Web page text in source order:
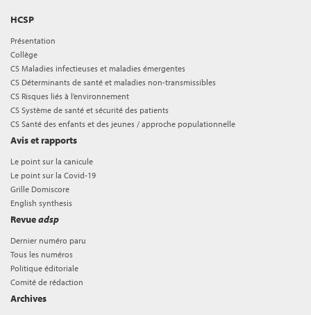
HCSP
Présentation
Collège
CS Maladies infectieuses et maladies émergentes
CS Déterminants de santé et maladies non-transmissibles
CS Risques liés à l’environnement
CS Système de santé et sécurité des patients
CS Santé des enfants et des jeunes / approche populationnelle
Avis et rapports
Le point sur la canicule
Le point sur la Covid-19
Grille Domiscore
English synthesis
Revueadsp
Dernier numéro paru
Tous les numéros
Politique éditoriale
Comité de rédaction
Archives